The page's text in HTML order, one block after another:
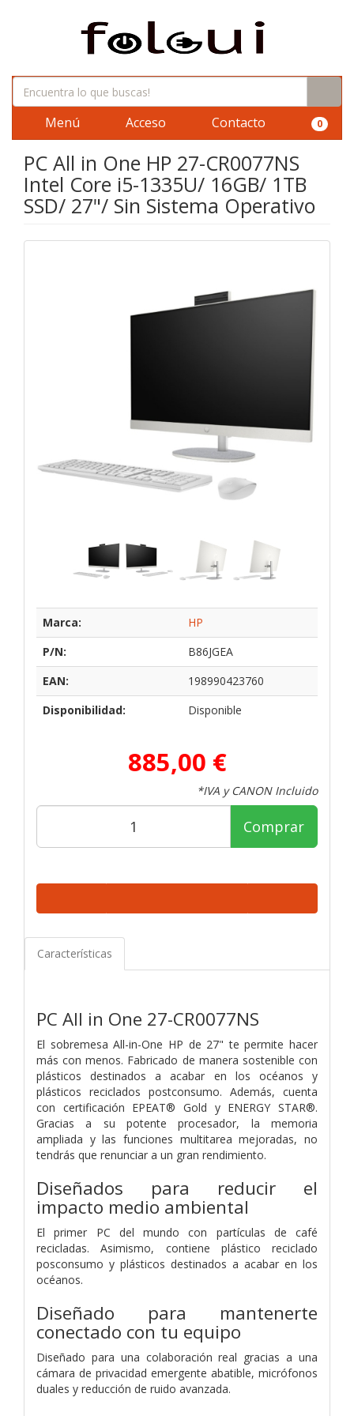
Menú Acceso Contacto 0
PC All in One HP 27-CR0077NS
Intel Core i5-1335U/ 16GB/ 1TB
SSD/ 27"/ Sin Sistema Operativo
Marca:
HP
P/N:
B86JGEA
EAN:
198990423760
Disponibilidad:
Disponible
885,00 €
*IVA y CANON Incluido
Comprar
Características
PC All in One 27-CR0077NS
El sobremesa All-in-One HP de 27" te permite hacer
más con menos. Fabricado de manera sostenible con
plásticos destinados a acabar en los océanos y
plásticos reciclados postconsumo. Además, cuenta
con certificación EPEAT® Gold y ENERGY STAR®.
Gracias a su potente procesador, la memoria
ampliada y las funciones multitarea mejoradas, no
tendrás que renunciar a un gran rendimiento.
Diseñados para reducir el
impacto medio ambiental
El primer PC del mundo con partículas de café
recicladas. Asimismo, contiene plástico reciclado
posconsumo y plásticos destinados a acabar en los
océanos.
Diseñado para mantenerte
conectado con tu equipo
Diseñado para una colaboración real gracias a una
cámara de privacidad emergente abatible, micrófonos
duales y reducción de ruido avanzada.